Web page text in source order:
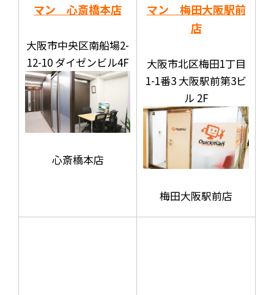
マン 心斎橋本店
大阪市中央区南船場2-
12-10 ダイゼンビル4F
心斎橋本店
マン 梅田大阪駅前
店
大阪市北区梅田1丁目
1-1番3 大阪駅前第3ビ
ル 2F
梅田大阪駅前店